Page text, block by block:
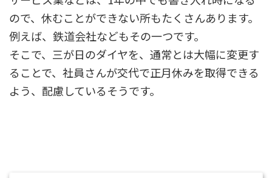
ので、休むことができない所もたくさんあります。
例えば、鉄道会社などもその一つです。
そこで、三が日のダイヤを、通常とは大幅に変更す
ることで、社員さんが交代で正月休みを取得できる
よう、配慮しているそうです。